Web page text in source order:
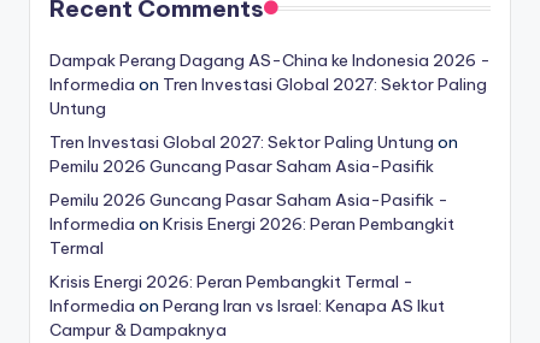
Recent Comments
Dampak Perang Dagang AS-China ke Indonesia 2026 -
Informedia on Tren Investasi Global 2027: Sektor Paling
Untung
Tren Investasi Global 2027: Sektor Paling Untung on
Pemilu 2026 Guncang Pasar Saham Asia-Pasifik
Pemilu 2026 Guncang Pasar Saham Asia-Pasifik -
Informedia on Krisis Energi 2026: Peran Pembangkit
Termal
Krisis Energi 2026: Peran Pembangkit Termal -
Informedia on Perang Iran vs Israel: Kenapa AS Ikut
Campur & Dampaknya